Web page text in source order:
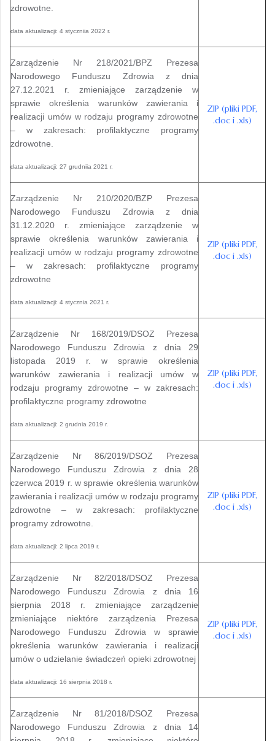
zdrowotne.
data aktualizacji: 4 styczniia 2022 r.
Zarządzenie Nr 218/2021/BPZ Prezesa
Narodowego Funduszu Zdrowia z dnia
27.12.2021 r. zmieniające zarządzenie w
sprawie określenia warunków zawierania i
realizacji umów w rodzaju programy zdrowotne
– w zakresach: profilaktyczne programy
zdrowotne.
data aktualizacji: 27 grudniia 2021 r.
ZIP (pliki PDF,
.doc i .xls)
Zarządzenie Nr 210/2020/BZP Prezesa
Narodowego Funduszu Zdrowia z dnia
31.12.2020 r. zmieniające zarządzenie w
sprawie określenia warunków zawierania i
realizacji umów w rodzaju programy zdrowotne
– w zakresach: profilaktyczne programy
zdrowotne
data aktualizacji: 4 stycznia 2021 r.
ZIP (pliki PDF,
.doc i .xls)
Zarządzenie Nr 168/2019/DSOZ Prezesa
Narodowego Funduszu Zdrowia z dnia 29
listopada 2019 r. w sprawie określenia
warunków zawierania i realizacji umów w
rodzaju programy zdrowotne – w zakresach:
profilaktyczne programy zdrowotne
data aktualizacji: 2 grudnia 2019 r.
ZIP (pliki PDF,
.doc i .xls)
Zarządzenie Nr 86/2019/DSOZ Prezesa
Narodowego Funduszu Zdrowia z dnia 28
czerwca 2019 r. w sprawie określenia warunków
zawierania i realizacji umów w rodzaju programy
zdrowotne – w zakresach: profilaktyczne
programy zdrowotne.
data aktualizacji: 2 lipca 2019 r.
ZIP (pliki PDF,
.doc i .xls)
Zarządzenie Nr 82/2018/DSOZ Prezesa
Narodowego Funduszu Zdrowia z dnia 16
sierpnia 2018 r. zmieniające zarządzenie
zmieniające niektóre zarządzenia Prezesa
Narodowego Funduszu Zdrowia w sprawie
określenia warunków zawierania i realizacji
umów o udzielanie świadczeń opieki zdrowotnej
data aktualizacji: 16 sierpnia 2018 r.
ZIP (pliki PDF,
.doc i .xls)
Zarządzenie Nr 81/2018/DSOZ Prezesa
Narodowego Funduszu Zdrowia z dnia 14